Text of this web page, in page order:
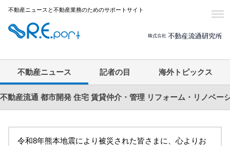
不動産ニュースと不動産業務のためのサポートサイト
不動産ニュース 記者の目 海外トピックス
不動産流通 都市開発 住宅 賃貸仲介・管理 リフォーム・リノベー
令和8年熊本地震により被災された皆さまに、心よりお